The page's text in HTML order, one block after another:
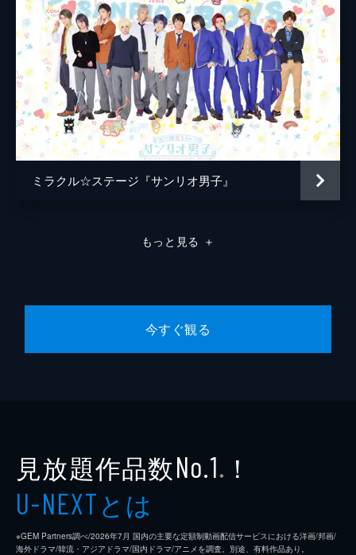
ミラクル☆ステージ『サンリオ男子』
もっと見る ＋
今すぐ観る
見放題作品数No.1 ※ ！
U-NEXTとは
※GEM Partners調べ/2026年7⽉ 国内の主要な定額制動画配信サービスにおける洋画/邦画/
海外ドラマ/韓流・アジアドラマ/国内ドラマ/アニメを調査。別途、有料作品あり。